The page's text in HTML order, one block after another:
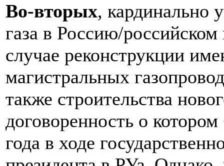
Во-вторых, кардинально
газа в Россию/
случае реконструкции
магистральных
также строительства
договоренность о
года в ходе